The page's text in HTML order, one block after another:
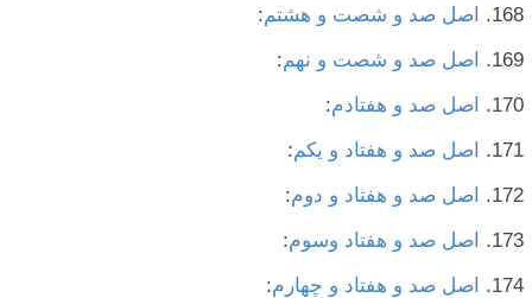
اصل صد و شصت و هشتم:
اصل صد و شصت و نهم:
اصل صد و هفتادم:
اصل صد و هفتاد و یکم:
اصل صد و هفتاد و دوم:
اصل صد و هفتاد وسوم:
اصل صد و هفتاد و چهارم: